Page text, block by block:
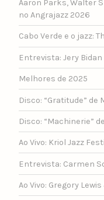
Aaron Parks, Walter
no Angrajazz 2026
Cabo Verde e o jazz:
Entrevista: Jery Bidan
Melhores de 2025
Disco: “Gratitude” de
Disco: “Machinerie”
Ao Vivo: Kriol Jazz
Entrevista: Carmen
Ao Vivo: Gregory